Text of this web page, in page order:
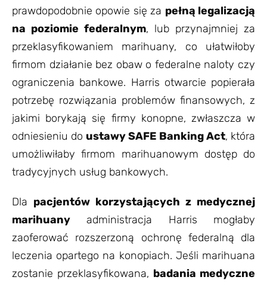
prawdopodobnie opowie się za pełną legalizacją
na poziomie federalnym, lub przynajmniej za
przeklasyfikowaniem marihuany, co ułatwiłoby
firmom działanie bez obaw o federalne naloty czy
ograniczenia bankowe. Harris otwarcie popierała
potrzebę rozwiązania problemów finansowych, z
jakimi borykają się firmy konopne, zwłaszcza w
odniesieniu do ustawy SAFE Banking Act, która
umożliwiłaby firmom marihuanowym dostęp do
tradycyjnych usług bankowych.
Dla pacjentów korzystających z medycznej
marihuany administracja Harris mogłaby
zaoferować rozszerzoną ochronę federalną dla
leczenia opartego na konopiach. Jeśli marihuana
zostanie przeklasyfikowana, badania medyczne